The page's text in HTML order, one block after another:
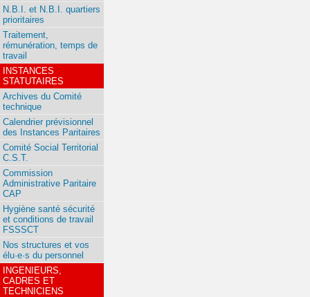
N.B.I. et N.B.I. quartiers
prioritaires
Traitement,
rémunération, temps de
travail
INSTANCES
STATUTAIRES
Archives du Comité
technique
Calendrier prévisionnel
des Instances Paritaires
Comité Social Territorial
C.S.T.
Commission
Administrative Paritaire
CAP
Hygiène santé sécurité
et conditions de travail
FSSSCT
Nos structures et vos
élu·e·s du personnel
INGENIEURS,
CADRES ET
TECHNICIENS